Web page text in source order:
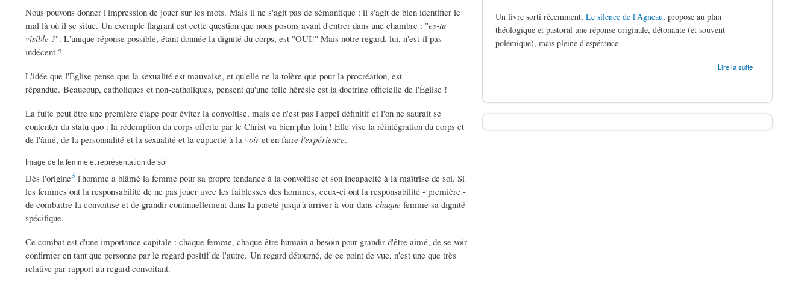
Nous pouvons donner l'impression de jouer sur les mots. Mais il ne s'agit pas de sémantique : il s'agit de bien identifier le
mal là où il se situe. Un exemple flagrant est cette question que nous posons avant d'entrer dans une chambre : "es-tu
visible ?". L'unique réponse possible, étant donnée la dignité du corps, est "OUI!" Mais notre regard, lui, n'est-il pas
indécent ?
L'idée que l'Église pense que la sexualité est mauvaise, et qu'elle ne la tolère que pour la procréation, est
répandue. Beaucoup, catholiques et non-catholiques, pensent qu'une telle hérésie est la doctrine officielle de l'Église !
La fuite peut être une première étape pour éviter la convoitise, mais ce n'est pas l'appel définitif et l'on ne saurait se
contenter du statu quo : la rédemption du corps offerte par le Christ va bien plus loin ! Elle vise la réintégration du corps et
de l'âme, de la personnalité et la sexualité et la capacité à la voir et en faire l'expérience.
Image de la femme et représentation de soi
Dès l'origine3 l'homme a blâmé la femme pour sa propre tendance à la convoitise et son incapacité à la maîtrise de soi. Si
les femmes ont la responsabilité de ne pas jouer avec les faiblesses des hommes, ceux-ci ont la responsabilité - première -
de combattre la convoitise et de grandir continuellement dans la pureté jusqu'à arriver à voir dans chaque femme sa dignité
spécifique.
Ce combat est d'une importance capitale : chaque femme, chaque être humain a besoin pour grandir d'être aimé, de se voir
confirmer en tant que personne par le regard positif de l'autre. Un regard détourné, de ce point de vue, n'est une que très
relative par rapport au regard convoitant.
Un livre sorti récemment,Le silence de l'Agneau, propose au plan
théologique et pastoral une réponse originale, détonante (et souvent
polémique), mais pleine d'espérance
Lire la suite